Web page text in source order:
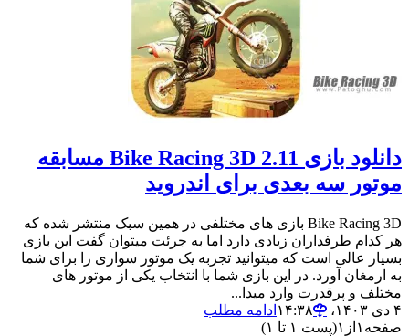
دانلود بازی Bike Racing 3D 2.11 مسابقه
موتور سه بعدی برای اندروید
Bike Racing 3D بازی های مختلفی در همین سبک منتشر شده که
هر کدام طرفداران زیادی دارد اما به جرئت میتوان گفت این بازی
بسیار عالی است که میتوانید تجربه یک موتور سواری را برای شما
به ارمغان آورد. در این بازی شما با انتخاب یکی از موتور های
مختلف و پرقدرت وارد میدا...
۴ دی ۱۴۰۳،‏ ۱۴:۳۸
ادامه مطلب
صفحه ۱ از ۱(پست ۱ تا ۱)